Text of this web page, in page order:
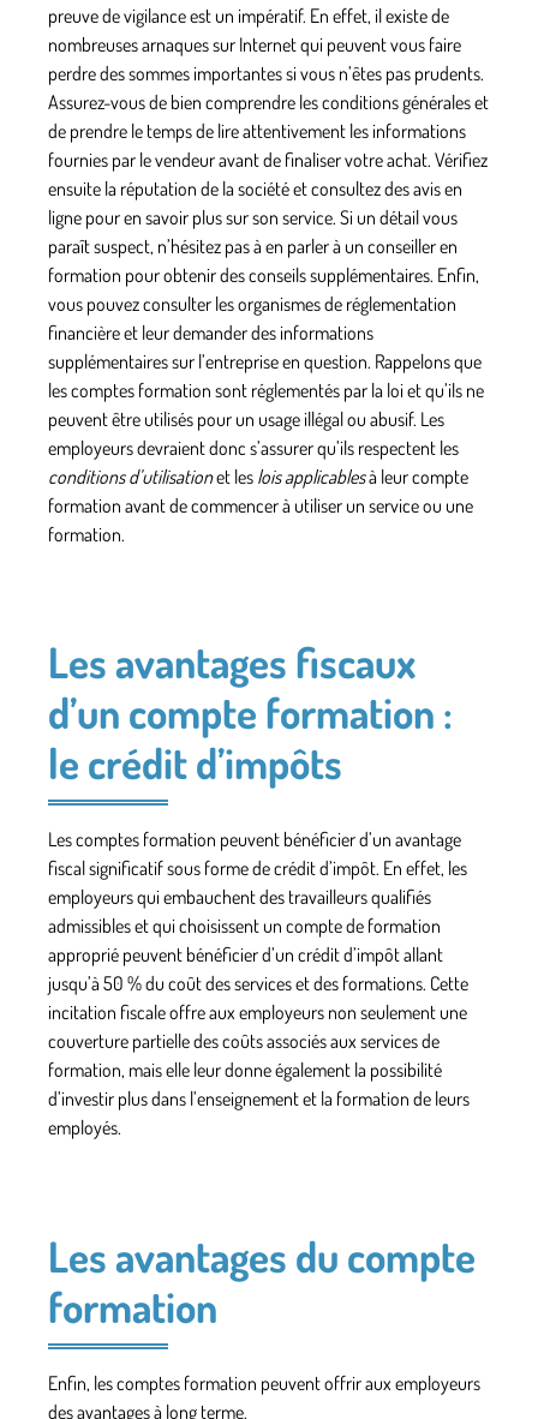
preuve de vigilance est un impératif. En effet, il existe de
nombreuses arnaques sur Internet qui peuvent vous faire
perdre des sommes importantes si vous n’êtes pas prudents.
Assurez-vous de bien comprendre lesconditions généraleset
de prendre le temps de lire attentivement les informations
fournies par le vendeur avant de finaliser votre achat. Vérifiez
ensuite la réputation de la société et consultez des avis en
ligne pour en savoir plus sur son service. Si un détail vous
paraît suspect, n’hésitez pas à en parler à un conseiller en
formation pour obtenir des conseils supplémentaires. Enfin,
vous pouvez consulter les organismes de réglementation
financière et leur demander des informations
supplémentaires sur l’entreprise en question. Rappelons que
les comptes formation sont réglementés par la loi et qu’ils ne
peuvent être utilisés pour un usage illégal ou abusif. Les
employeurs devraient donc s’assurer qu’ils respectent les
conditions d’utilisationet les lois applicablesà leur compte
formation avant de commencer à utiliser un service ou une
formation.
Les avantages fiscaux
d’un compte formation :
le crédit d’impôts
Les comptes formation peuvent bénéficier d’un avantage
fiscalsignificatif sous forme decrédit d’impôt. En effet, les
employeurs qui embauchent des travailleurs qualifiés
admissibles et qui choisissent un compte de formation
approprié peuvent bénéficier d’un crédit d’impôt allant
jusqu’à 50 % du coût des services et des formations. Cette
incitation fiscale offre aux employeurs non seulement une
couverture partielle des coûts associés aux services de
formation, mais elle leur donne également la possibilité
d’investir plus dans l’enseignement et la formation de leurs
employés.
Les avantages du compte
formation
Enfin, les comptes formation peuvent offrir aux employeurs
des avantages à long terme.